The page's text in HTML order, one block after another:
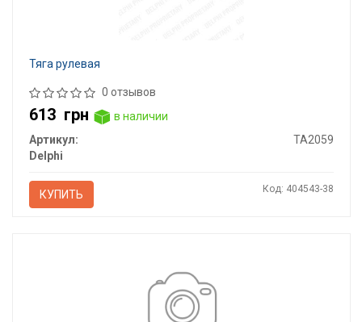
Тяга рулевая
0 отзывов
613 грн
в наличии
Артикул:
TA2059
Delphi
КУПИТЬ Код: 404543-38